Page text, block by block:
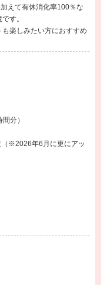
えて有休消化率100％な
す。
楽しみたい方におすすめ
分）
※2026年6月に更にアッ